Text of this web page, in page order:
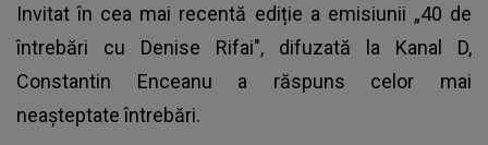
Invitat în cea mai recentă ediție a emisiunii „40 de
întrebări cu Denise Rifai", difuzată la Kanal D,
Constantin Enceanu a răspuns celor mai
neașteptate întrebări.